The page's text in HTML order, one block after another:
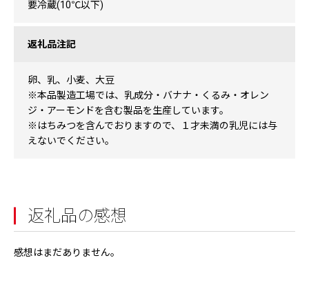
要冷蔵(10℃以下)
返礼品注記
卵、乳、小麦、大豆
※本品製造工場では、乳成分・バナナ・くるみ・オレン
ジ・アーモンドを含む製品を生産しています。
※はちみつを含んでおりますので、１才未満の乳児には与
えないでください。
返礼品の感想
感想はまだありません。